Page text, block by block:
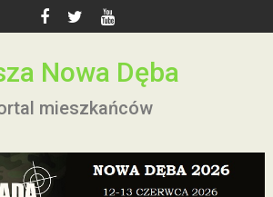
Nowa Dęba
mieszkańców